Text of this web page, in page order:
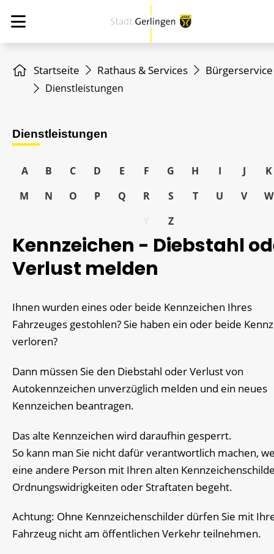
Startseite Rathaus & Services Bürgerservice
Dienstleistungen
Dienstleistungen
A B C D E F G H I J
K
M
N O P Q R S T U V
W
Z
Kennzeichen - Diebstahl
Verlust melden
Ihnen wurden eines oder beide Kennzeichen Ihres
Fahrzeuges gestohlen? Sie haben ein oder beide
verloren?
Dann müssen Sie den Diebstahl oder Verlust von
Autokennzeichen unverzüglich melden und ein neues
Kennzeichen beantragen.
Das alte Kennzeichen wird daraufhin gesperrt.
So kann man Sie nicht dafür verantwortlich machen,
eine andere Person mit Ihren alten
Ordnungswidrigkeiten oder Straftaten begeht.
Achtung: Ohne Kennzeichenschilder dürfen Sie mit
Fahrzeug nicht am öffentlichen Verkehr teilnehmen.